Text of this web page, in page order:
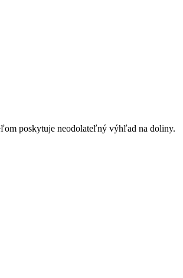
poskytuje neodolateľný výhľad na doliny.